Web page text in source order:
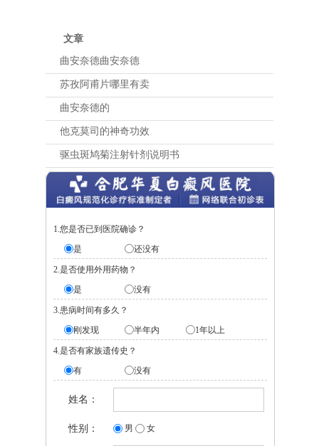
文章
曲安奈德曲安奈德
苏孜阿甫片哪里有卖
曲安奈德的
他克莫司的神奇功效
驱虫斑鸠菊注射针剂说明书
1.您是否已到医院确诊？
是
还没有
2.是否使用外用药物？
是
没有
3.患病时间有多久？
刚发现
半年内 1年以上
4.是否有家族遗传史？
有
没有
姓名：
性别： 男 女